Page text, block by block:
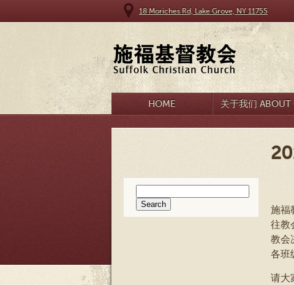
18 Moriches Rd, Lake Grove, NY 11755
HOME 关于我们 ABOUT
for:
施福
往教
教会
各班
请大